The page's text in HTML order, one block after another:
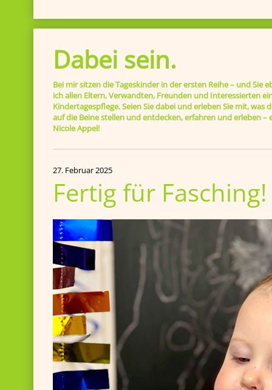
Dabei sein.
Bei mir sitzen die Tageskinder in der ersten Reihe – und Sie
ich allen Eltern, Verwandten, Freunden und Interessierten
Kindertagespflege. Seien Sie dabei und erleben Sie mit, was
auf die Beine stellen und entdecken, erfahren und erleben
Nicole Appel!
27. Februar 2025
Fertig für Fasching!